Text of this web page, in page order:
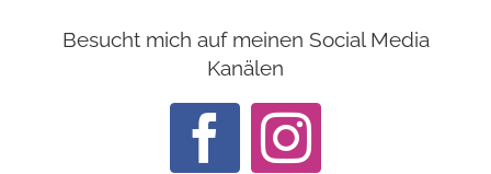
Besucht mich auf meinen Social Media
Kanälen